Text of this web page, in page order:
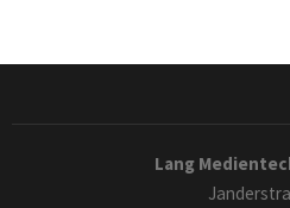
Lang